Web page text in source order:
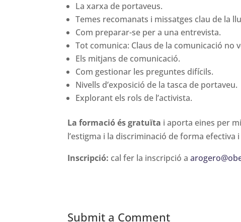
La xarxa de portaveus.
Temes recomanats i missatges clau de la
Com preparar-se per a una entrevista.
Tot comunica: Claus de la comunicació no
Els mitjans de comunicació.
Com gestionar les preguntes difícils.
Nivells d’exposició de la tasca de portaveu.
Explorant els rols de l’activista.
La formació és gratuïta i aporta eines per
l’estigma i la discriminació de forma efectiva
Inscripció: cal fer la inscripció a
Submit a Comment